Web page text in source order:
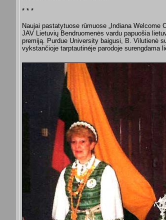
* * *
Naujai pastatytuose rūmuose „Indiana Welcome
JAV Lietuvių Bendruomenės vardu papuošia
premiją. Purdue University baigusi, B. Vilutienė
vykstančioje tarptautinėje parodoje surengdama